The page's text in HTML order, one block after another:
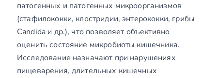
патогенных и патогенных микроорганизмов
(стафилококки, клостридии, энтерококки, грибы
Candida и др.), что позволяет объективно
оценить состояние микробиоты кишечника.
Исследование назначают при нарушениях
пищеварения, длительных кишечных